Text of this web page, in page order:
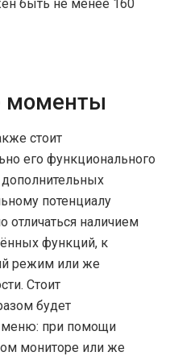
быть не менее 160
моменты
стоит
его функционального
дополнительных
потенциалу
отличаться наличием
функций, к
режим или же
Стоит
будет
меню: при помощи
мониторе или же